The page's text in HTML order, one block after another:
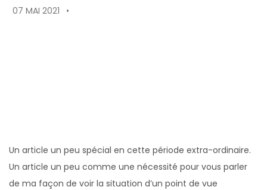
07 MAI 2021 •
Un article un peu spécial en cette période extra-ordinaire.
Un article un peu comme une nécessité pour vous parler
de ma façon de voir la situation d’un point de vue